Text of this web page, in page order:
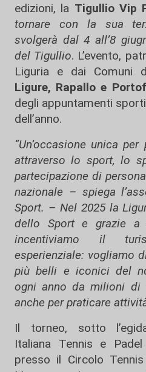
edizioni, la Tigullio Vip
tornare con la sua
svolgerà dal 4 all’8
del Tigullio. L’evento,
Liguria e dai Comuni
Ligure, Rapallo e
degli appuntamenti
dell’anno.
“Un’occasione unica
attraverso lo sport, lo
partecipazione di
nazionale – spiega
Sport. – Nel 2025 la
dello Sport e grazie a
incentiviamo il
esperienziale: vogliamo
più belli e iconici del
ogni anno da milioni di
anche per praticare
Il torneo, sotto
Italiana Tennis e
presso il Circolo